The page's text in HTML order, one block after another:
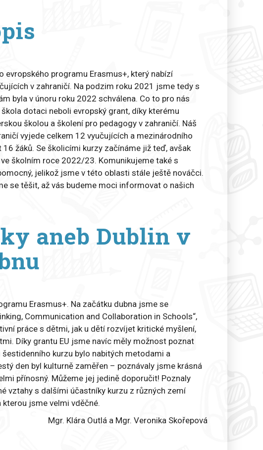
programu Erasmus+, který nabízí
v zahraničí. Na podzim roku 2021 jsme tedy s
byla v únoru roku 2022 schválena. Co to pro nás
dotaci neboli evropský grant, díky kterému
školou a školení pro pedagogy v zahraničí. Náš
vyjede celkem 12 vyučujících a mezinárodního
žáků. Se školicími kurzy začínáme již teď, avšak
školním roce 2022/23. Komunikujeme také s
jelikož jsme v této oblasti stále ještě nováčci.
se těšit, až vás budeme moci informovat o našich
aneb Dublin v
Erasmus+. Na začátku dubna jsme se
Communication and Collaboration in Schools“,
práce s dětmi, jak u dětí rozvíjet kritické myšlení,
Díky grantu EU jsme navíc měly možnost poznat
kurzu bylo nabitých metodami a
den byl kulturně zaměřen – poznávaly jsme krásná
přínosný. Můžeme jej jedině doporučit! Poznaly
vztahy s dalšími účastníky kurzu z různých zemí
kterou jsme velmi vděčné.
Mgr. Klára Outlá a Mgr. Veronika Skořepová